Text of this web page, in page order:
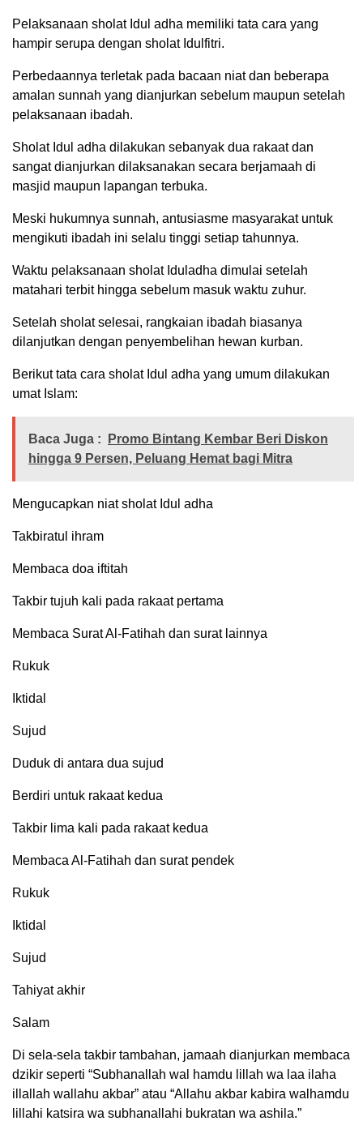
Pelaksanaan sholat Idul adha memiliki tata cara yang
hampir serupa dengan sholat Idulfitri.
Perbedaannya terletak pada bacaan niat dan beberapa
amalan sunnah yang dianjurkan sebelum maupun setelah
pelaksanaan ibadah.
Sholat Idul adha dilakukan sebanyak dua rakaat dan
sangat dianjurkan dilaksanakan secara berjamaah di
masjid maupun lapangan terbuka.
Meski hukumnya sunnah, antusiasme masyarakat untuk
mengikuti ibadah ini selalu tinggi setiap tahunnya.
Waktu pelaksanaan sholat Iduladha dimulai setelah
matahari terbit hingga sebelum masuk waktu zuhur.
Setelah sholat selesai, rangkaian ibadah biasanya
dilanjutkan dengan penyembelihan hewan kurban.
Berikut tata cara sholat Idul adha yang umum dilakukan
umat Islam:
Baca Juga :
Promo Bintang Kembar Beri Diskon
hingga 9 Persen, Peluang Hemat bagi Mitra
Mengucapkan niat sholat Idul adha
Takbiratul ihram
Membaca doa iftitah
Takbir tujuh kali pada rakaat pertama
Membaca Surat Al-Fatihah dan surat lainnya
Rukuk
Iktidal
Sujud
Duduk di antara dua sujud
Berdiri untuk rakaat kedua
Takbir lima kali pada rakaat kedua
Membaca Al-Fatihah dan surat pendek
Rukuk
Iktidal
Sujud
Tahiyat akhir
Salam
Di sela-sela takbir tambahan, jamaah dianjurkan membaca
dzikir seperti “Subhanallah wal hamdu lillah wa laa ilaha
illallah wallahu akbar” atau “Allahu akbar kabira walhamdu
lillahi katsira wa subhanallahi bukratan wa ashila.”